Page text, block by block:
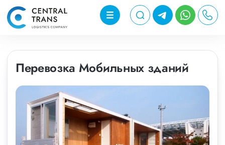
Перевозка Мобильных зданий